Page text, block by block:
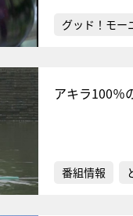
グッド！モー
アキラ100％
番組情報